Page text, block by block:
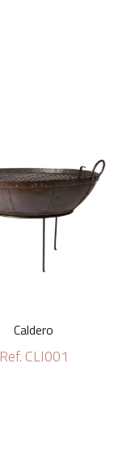
Caldero
Ref. CLI001